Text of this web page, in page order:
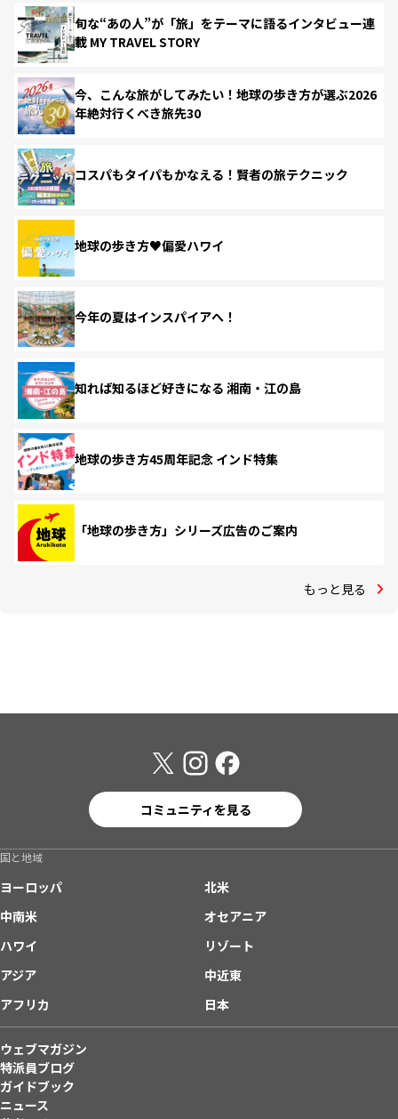
旬な“あの人”が「旅」をテーマに語るインタビュー連
載 MY TRAVEL STORY
今、こんな旅がしてみたい！地球の歩き方が選ぶ2026
年絶対行くべき旅先30
コスパもタイパもかなえる！賢者の旅テクニック
地球の歩き方♥偏愛ハワイ
今年の夏はインスパイアへ！
知れば知るほど好きになる 湘南・江の島
地球の歩き方45周年記念 インド特集
「地球の歩き方」シリーズ広告のご案内
もっと見る
コミュニティを見る
国と地域
ヨーロッパ
北米
中南米
オセアニア
ハワイ
リゾート
アジア
中近東
アフリカ
日本
ウェブマガジン
特派員ブログ
ガイドブック
ニュース